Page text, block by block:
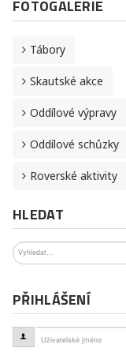
FOTOGALERIE
Tábory
Skautské akce
Oddílové výpravy
Oddílové schůzky
Roverské aktivity
HLEDAT
Hledat
PŘIHLÁŠENÍ
Uživatelské jméno